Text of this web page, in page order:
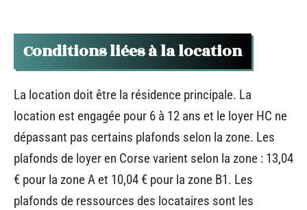
Conditions liées à la location
La location doit être la résidence principale. La
location est engagée pour 6 à 12 ans et le loyer HC ne
dépassant pas certains plafonds selon la zone. Les
plafonds de loyer en Corse varient selon la zone : 13,04
€ pour la zone A et 10,04 € pour la zone B1. Les
plafonds de ressources des locataires sont les